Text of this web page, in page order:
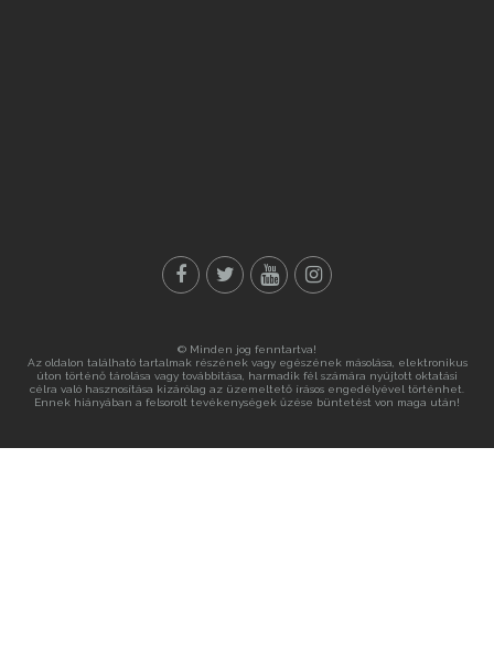
© Minden jog fenntartva!
Az oldalon található tartalmak részének vagy egészének másolása, elektronikus
úton történő tárolása vagy továbbítása, harmadik fél számára nyújtott oktatási
célra való hasznosítása kizárólag az üzemeltető írásos engedélyével történhet.
Ennek hiányában a felsorolt tevékenységek űzése büntetést von maga után!